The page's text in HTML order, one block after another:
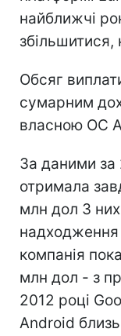
найближчі
Обсяг
сумарним
власною ОС
За даними за
отримала
млн дол З
надходження
компанія
млн дол - з
2012 році
Android